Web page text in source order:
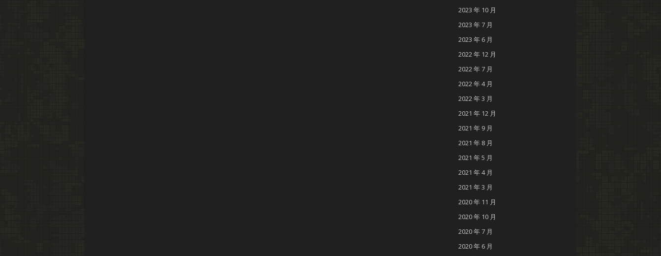
2023 年 10 月
2023 年 7 月
2023 年 6 月
2022 年 12 月
2022 年 7 月
2022 年 4 月
2022 年 3 月
2021 年 12 月
2021 年 9 月
2021 年 8 月
2021 年 5 月
2021 年 4 月
2021 年 3 月
2020 年 11 月
2020 年 10 月
2020 年 7 月
2020 年 6 月